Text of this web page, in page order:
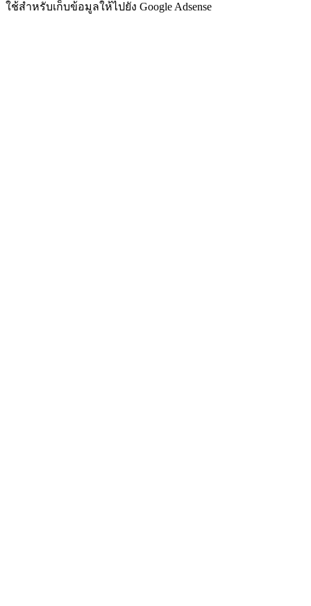
ใช้สำหรับเก็บข้อมูลให้ไปยัง Google Adsense